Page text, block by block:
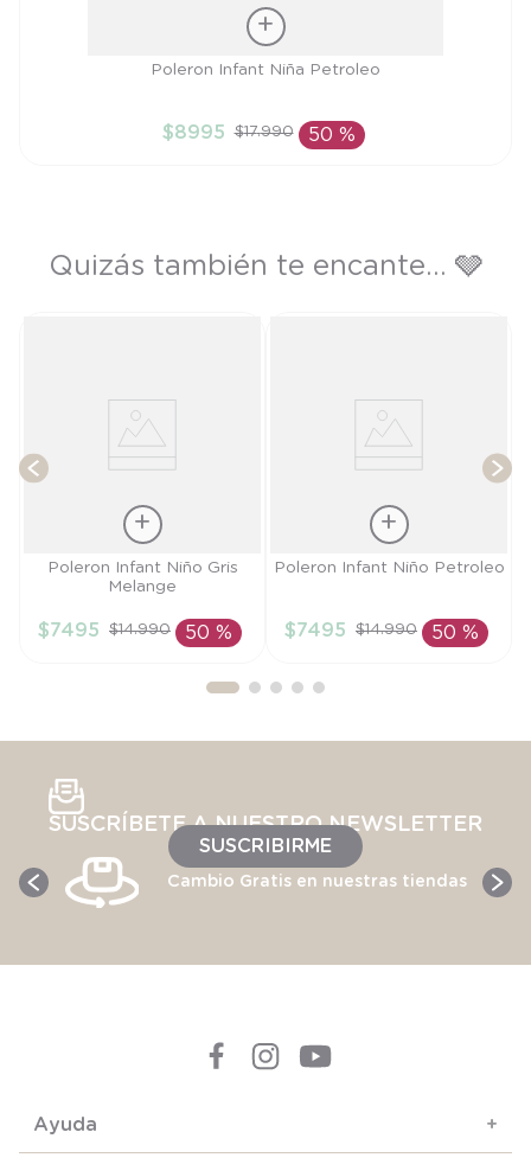
AÑADIR AL CARRITO
Poleron Infant Niña Petroleo
$8995 $17.990 50 %
Quizás también te encante... 🩶
Talla
AÑADIR AL
Poleron Infant Niño Gris
Melange
$7495 $14.990 50 %
Talla
AÑADIR AL
Poleron Infant Niño Petroleo
$7495 $14.990 50 %
SUSCRÍBETE A NUESTRO NEWSLETTER
SUSCRIBIRME
Cambio Gratis en nuestras tiendas
Ayuda +